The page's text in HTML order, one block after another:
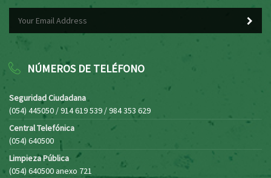
NÚMEROS DE TELÉFONO
Seguridad Ciudadana
(054) 445050 / 914 619 539 / 984 353 629
Central Telefónica
(054) 640500
Limpieza Pública
(054) 640500 anexo 721